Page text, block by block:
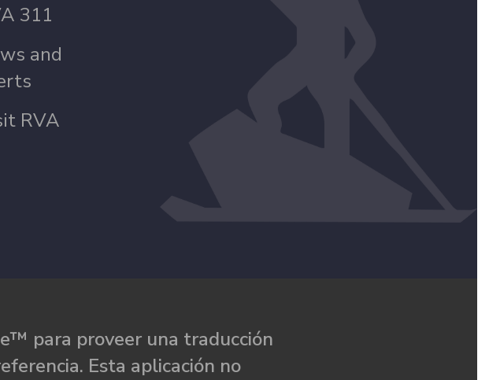
311
and
RVA
para proveer una traducción
Esta aplicación no